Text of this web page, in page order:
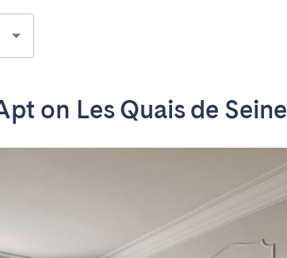
on Les Quais de Seine